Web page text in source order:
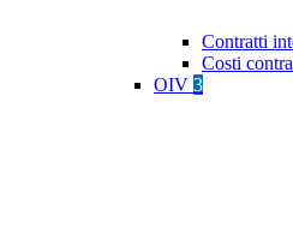
Contratti
Costi
OIV 3